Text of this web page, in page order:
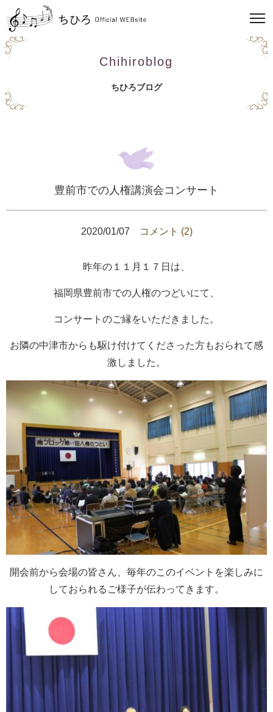
Chihiroblog
ちひろブログ
豊前市での人権講演会コンサート
2020/01/07 コメント (2)
昨年の１１月１７日は、
福岡県豊前市での人権のつどいにて、
コンサートのご縁をいただきました。
お隣の中津市からも駆け付けてくださった方もおられて感
激しました。
開会前から会場の皆さん、毎年のこのイベントを楽しみに
しておられるご様子が伝わってきます。